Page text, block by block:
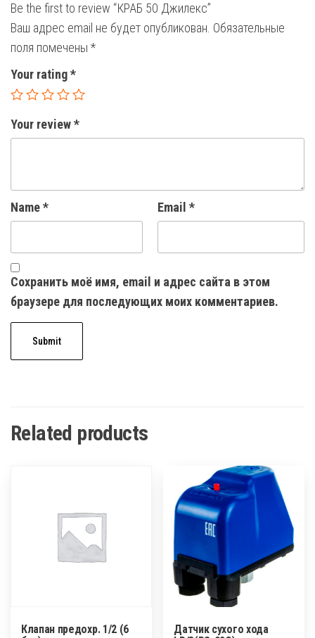
Be the first to review “КРАБ 50 Джилекс”
Ваш адрес email не будет опубликован. Обязательные
поля помечены *
Your rating*
Your review*
Name* Email *
Сохранить моё имя, email и адрес сайта в этом
браузере для последующих моих комментариев.
Related products
Клапан предохр. 1/2 (6
Датчик сухого хода